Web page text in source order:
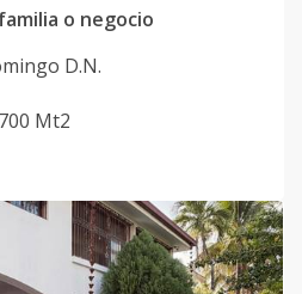
o negocio
D.N.
700 Mt2